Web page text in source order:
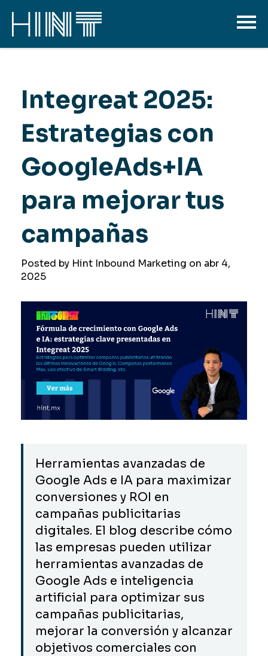
Integreat 2025:
Estrategias con
GoogleAds+IA
para mejorar tus
campañas
Posted by Hint Inbound Marketing on abr 4,
2025
Herramientas avanzadas de
Google Ads e IA para maximizar
conversiones y ROI en
campañas publicitarias
digitales. El blog describe cómo
las empresas pueden utilizar
herramientas avanzadas de
Google Ads e inteligencia
artificial para optimizar sus
campañas publicitarias,
mejorar la conversión y alcanzar
objetivos comerciales con